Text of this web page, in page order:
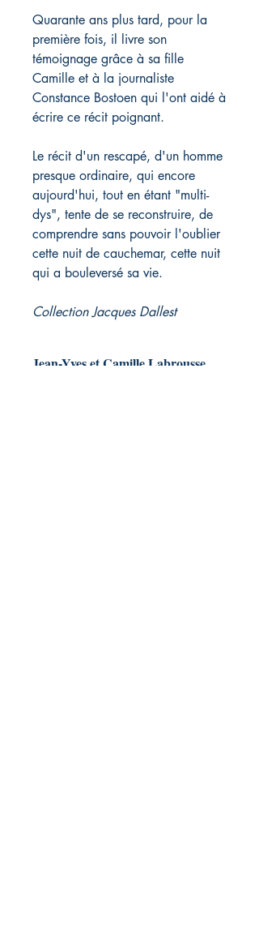
Quarante ans plus tard, pour la
première fois, il livre son
témoignage grâce à sa fille
Camille et à la journaliste
Constance Bostoen qui l'ont aidé à
écrire ce récit poignant.
Le récit d'un rescapé, d'un homme
presque ordinaire, qui encore
aujourd'hui, tout en étant "multi-
dys", tente de se reconstruire, de
comprendre sans pouvoir l'oublier
cette nuit de cauchemar, cette nuit
qui a bouleversé sa vie.
Collection Jacques Dallest
Jean-Yves et Camille Labrousse,